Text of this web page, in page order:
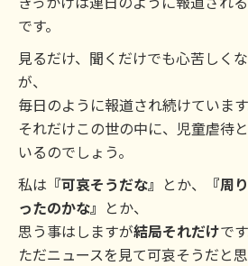
です。
見るだけ、聞くだけでも心苦しく
が、
毎日のように報道され続けています
それだけこの世の中に、児童虐待
いるのでしょう。
私は 『可哀そうだな』 とか、
『周
ったのかな』 とか、
思う事はしますが結局それだけです
ただニュースを見て可哀そうだと思